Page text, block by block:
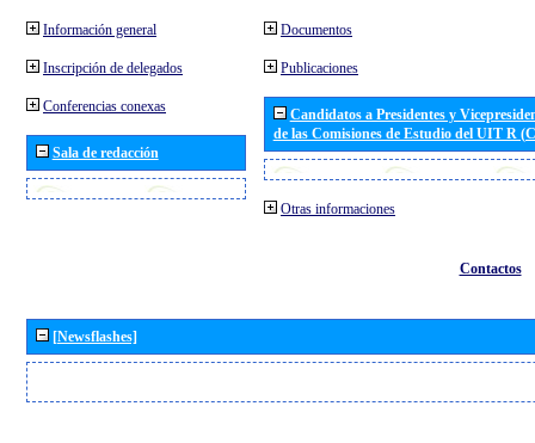
Información general
Inscripción de delegados
Conferencias conexas
Sala de redacción
Documentos
Publicaciones
Candidatos a Presidentes y
de las Comisiones de Estudio del UIT R
Otras informaciones
Contactos
[Newsflashes]